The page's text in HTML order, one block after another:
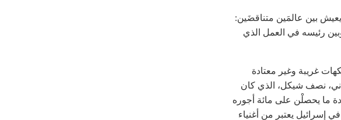
بين عالمَين متناقضَين:
رئيسه في العمل الذي
غريبة وغير معتادة
نصف شيكل، الذي كان
ما يحصلْن على مائة أجوره
يعتبر من أغنياء